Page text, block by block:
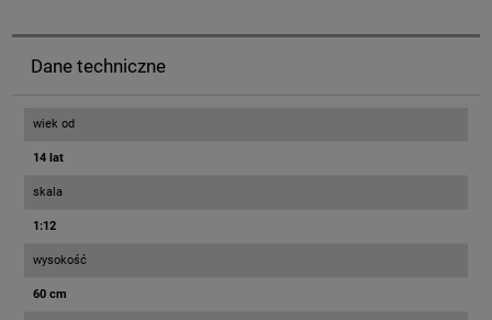
Dane techniczne
wiek od
14 lat
skala
1:12
wysokość
60 cm